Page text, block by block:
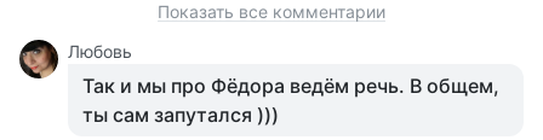
Показать все комментарии
Любовь
Так и мы про Фёдора ведём речь. В общем,
ты сам запутался )))